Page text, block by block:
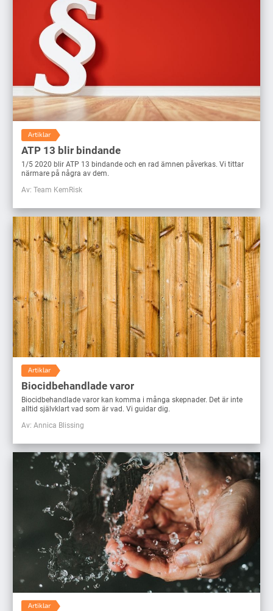
Artiklar
ATP 13 blir bindande
1/5 2020 blir ATP 13 bindande och en rad ämnen påverkas. Vi tittar
närmare på några av dem.
Av: Team KemRisk
Artiklar
Biocidbehandlade varor
Biocidbehandlade varor kan komma i många skepnader. Det är inte
alltid självklart vad som är vad. Vi guidar dig.
Av: Annica Blissing
Artiklar